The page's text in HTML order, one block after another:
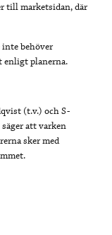
till marketsidan, där
behöver
enligt planerna.
(t.v.) och S-
att varken
sker med